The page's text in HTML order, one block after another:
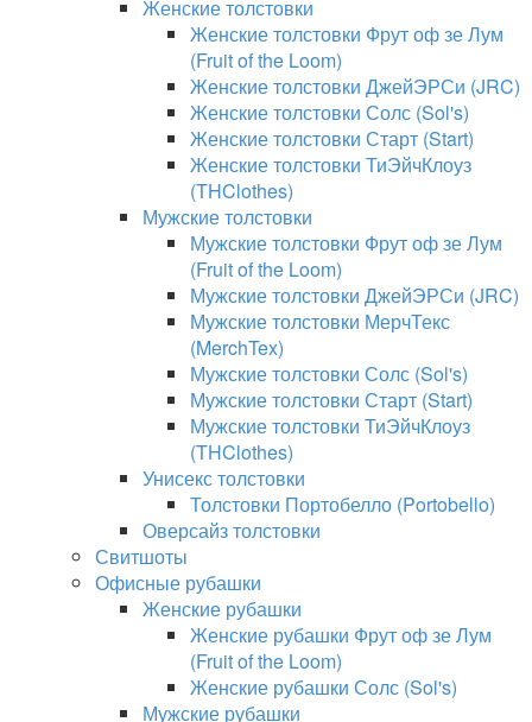
Женские толстовки
Женские толстовки Фрут оф зе Лум
(Fruit of the Loom)
Женские толстовки ДжейЭРСи (JRC)
Женские толстовки Солс (Sol's)
Женские толстовки Старт (Start)
Женские толстовки ТиЭйчКлоуз
(THClothes)
Мужские толстовки
Мужские толстовки Фрут оф зе Лум
(Fruit of the Loom)
Мужские толстовки ДжейЭРСи (JRC)
Мужские толстовки МерчТекс
(MerchTex)
Мужские толстовки Солс (Sol's)
Мужские толстовки Старт (Start)
Мужские толстовки ТиЭйчКлоуз
(THClothes)
Унисекс толстовки
Толстовки Портобелло (Portobello)
Оверсайз толстовки
Свитшоты
Офисные рубашки
Женские рубашки
Женские рубашки Фрут оф зе Лум
(Fruit of the Loom)
Женские рубашки Солс (Sol's)
Мужские рубашки